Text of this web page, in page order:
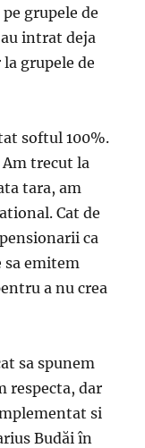
grupele de
intrat deja
grupele de
softul 100%.
trecut la
tara, am
Cat de
ca
sa emitem
a nu crea
sa spunem
respecta, dar
si
Budăi în